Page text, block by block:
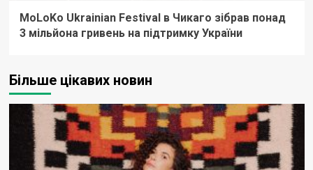
MoLoKo Ukrainian Festival в Чикаго зібрав понад
3 мільйона гривень на підтримку України
Більше цікавих новин